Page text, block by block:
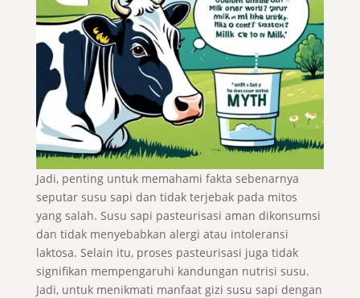
Jadi, penting untuk memahami fakta sebenarnya
seputar susu sapi dan tidak terjebak pada mitos
yang salah. Susu sapi pasteurisasi aman dikonsumsi
dan tidak menyebabkan alergi atau intoleransi
laktosa. Selain itu, proses pasteurisasi juga tidak
signifikan mempengaruhi kandungan nutrisi susu.
Jadi, untuk menikmati manfaat gizi susu sapi dengan